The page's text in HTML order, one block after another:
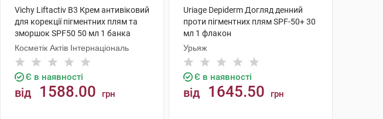
Vichy Liftactiv В3 Крем антивіковий
для корекції пігментних плям та
зморшок SPF50 50 мл 1 банка
Косметік Актів Інтернаціональ
Є в наявності
від 1588.00 грн
Uriage Depiderm Догляд денний
проти пігментних плям SPF-50+ 30
мл 1 флакон
Урьяж
Є в наявності
від 1645.50 грн